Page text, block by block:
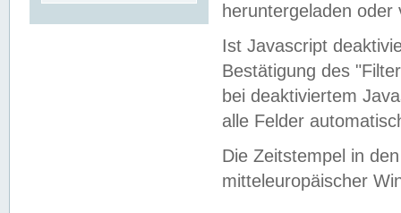
heruntergeladen oder
Ist Javascript
Bestätigung des
bei deaktiviertem
alle Felder
Die Zeitstempel in
mitteleuropäischer